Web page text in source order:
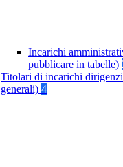
Incarichi
pubblicare in tabelle)
Titolari di incarichi
generali) 4